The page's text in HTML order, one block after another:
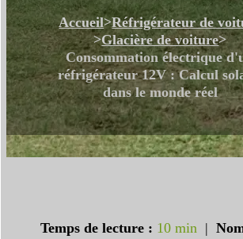
Accueil>Réfrigérateur de
>Glacière de voiture>
Consommation électrique
réfrigérateur 12V : Calcul
dans le monde réel
Temps de lecture : 10 min|